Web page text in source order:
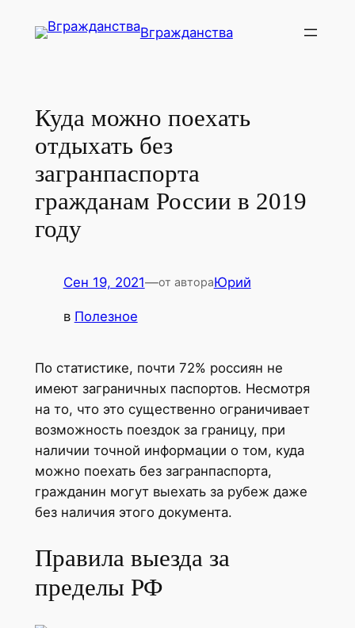
Вгражданства
Куда можно поехать
отдыхать без
загранпаспорта
гражданам России в 2019
году
Сен 19, 2021—от автораЮрий
в Полезное
По статистике, почти 72% россиян не
имеют заграничных паспортов. Несмотря
на то, что это существенно ограничивает
возможность поездок за границу, при
наличии точной информации о том, куда
можно поехать без загранпаспорта,
гражданин могут выехать за рубеж даже
без наличия этого документа.
Правила выезда за
пределы РФ